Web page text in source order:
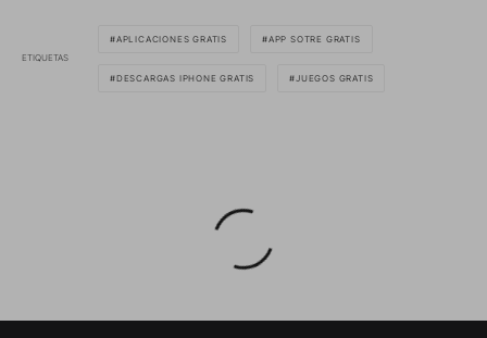
ETIQUETAS
APLICACIONES GRATIS APP SOTRE GRATIS
DESCARGAS IPHONE GRATIS JUEGOS GRATIS